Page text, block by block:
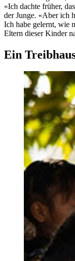
«Ich dachte früher,
der Junge. «Aber ich
Ich habe gelernt, wie
Eltern dieser Kinder
Ein